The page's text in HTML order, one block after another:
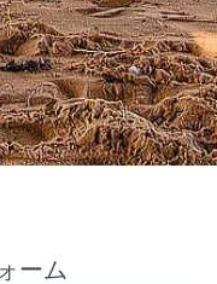
ーム